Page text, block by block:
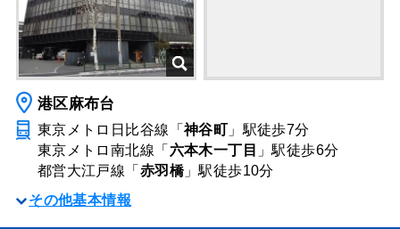
港区麻布台
東京メトロ日比谷線「 神谷町 」駅徒歩7分
東京メトロ南北線「 六本木一丁目 」駅徒歩6分
都営大江戸線「 赤羽橋」駅徒歩10分
その他基本情報